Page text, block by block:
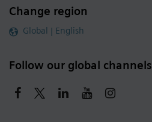
Change region
Global | English
Follow our global channels